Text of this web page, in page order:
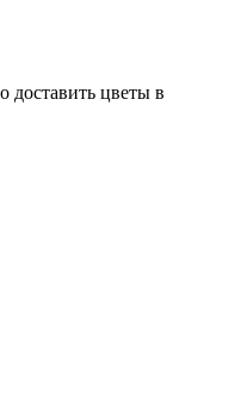
доставить цветы в